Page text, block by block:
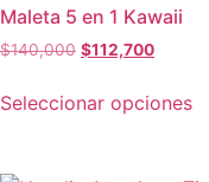
Maleta 5 en 1 Kawaii
$140,000 $112,700
Seleccionar opciones